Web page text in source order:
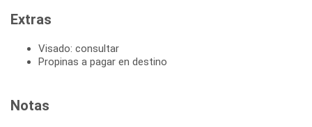
Extras
Visado: consultar
Propinas a pagar en destino
Notas